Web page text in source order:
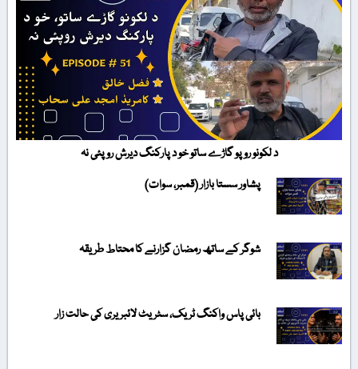
د لکونو روپو گاڑے ساتو خو د پارکنگ دیرش روپئی نہ
پشاور سستا بازار (قمبر، سوات)
شوگر کے ساتھ رمضان گزارنے کا محتاط طریقہ
بائی پاس واکنگ ٹریک، سٹریٹ لائبریری کی حالت زار